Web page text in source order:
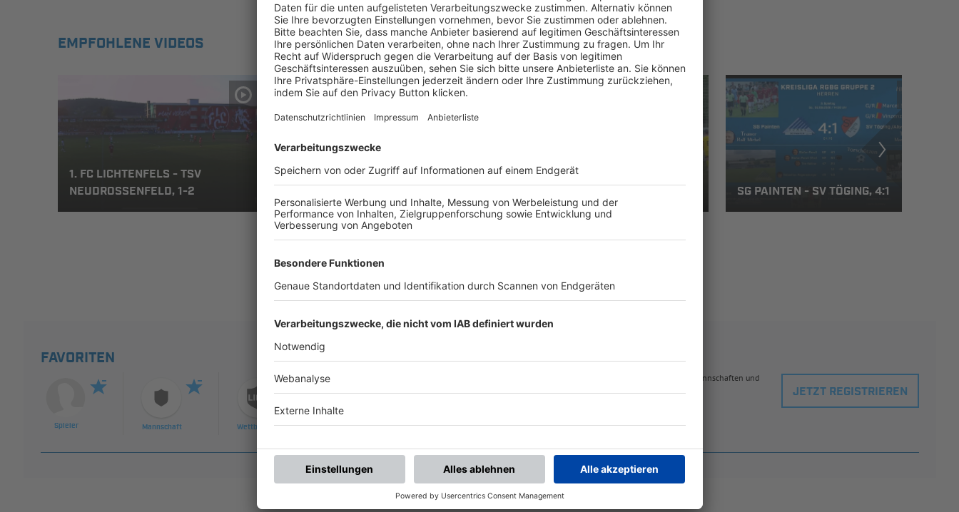
EMPFOHLENE VIDEOS
1. FC LICHTENFELS - TSV
NEUDROSSENFELD, 1-2
1. FC LICHTENFELS - TSV
FC GRÜN-WEISS ICHENHAUSEN - S
SG PAINTEN - SV TÖGING, 4:1
FAVORITEN
Spieler Mannschaft Wettbewerb
Nach der Registrierung kannst du dir Favoriten setzen. So bist du ganz nah an deinen Lieblingsspielern, Mannschaften und
JETZT REGISTRIEREN